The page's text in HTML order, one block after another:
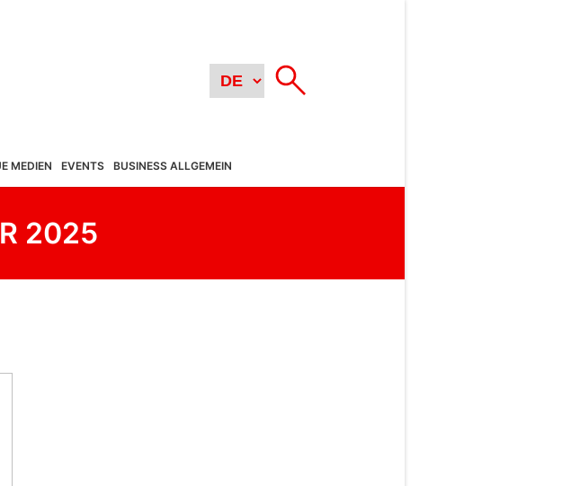
MEDIEN EVENTS BUSINESS ALLGEMEIN
2025